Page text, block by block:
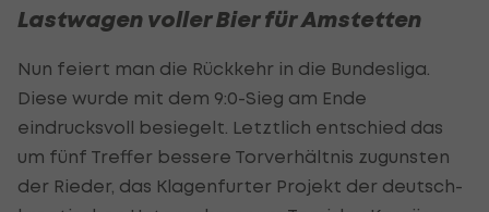
Lastwagen voller Bier für Amstetten
Nun feiert man die Rückkehr in die Bundesliga.
Diese wurde mit dem 9:0-Sieg am Ende
eindrucksvoll besiegelt. Letztlich entschied das
um fünf Treffer bessere Torverhältnis zugunsten
der Rieder, das Klagenfurter Projekt der deutsch-